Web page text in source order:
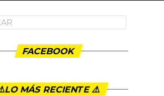
FACEBOOK
MÁS RECIENTE ⚠️️